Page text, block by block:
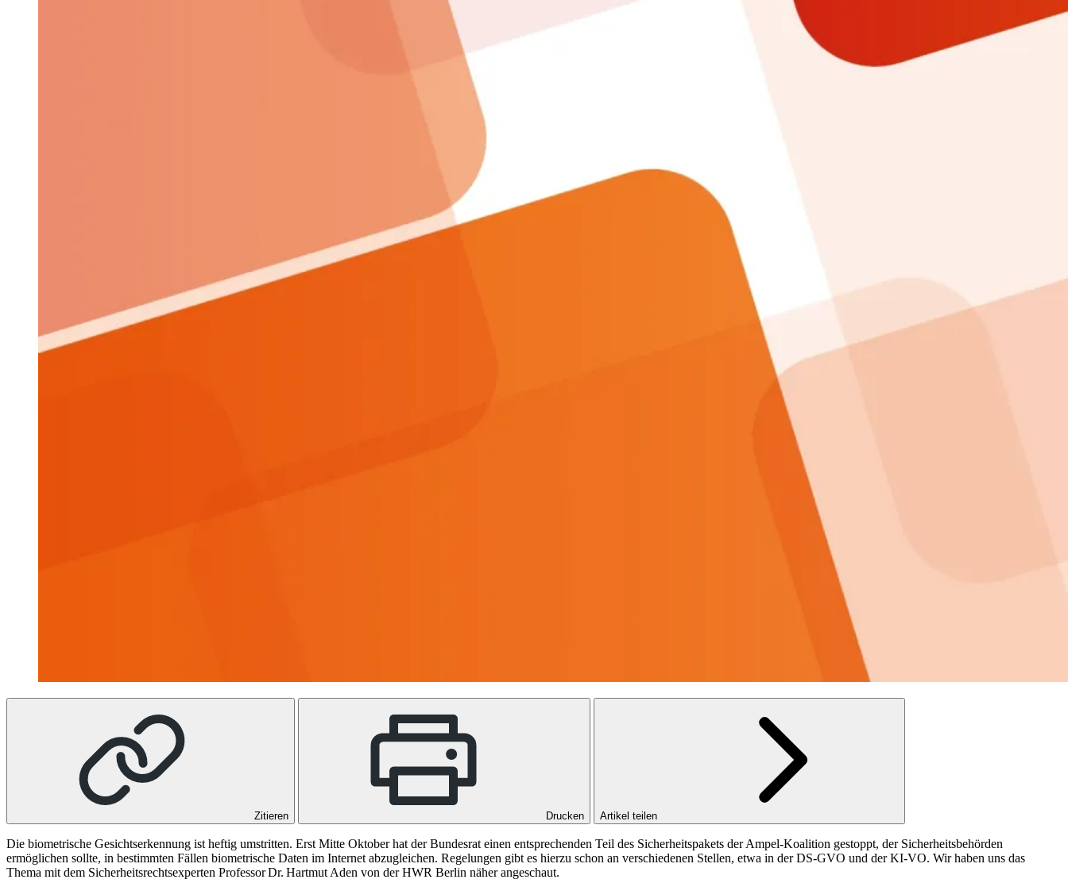
Zitieren Drucken Artikel teilen
Die biometrische Gesichtserkennung ist heftig umstritten. Erst Mitte Oktober hat der Bundesrat einen entsprechenden Teil des Sicherheitspakets der Ampel-Koalition gestoppt, der Sicherheitsbehörden
ermöglichen sollte, in bestimmten Fällen biometrische Daten im Internet abzugleichen. Regelungen gibt es hierzu schon an verschiedenen Stellen, etwa in der DS-GVO und der KI-VO. Wir haben uns das
Thema mit dem Sicherheitsrechtsexperten Professor Dr. Hartmut Aden von der HWR Berlin näher angeschaut.